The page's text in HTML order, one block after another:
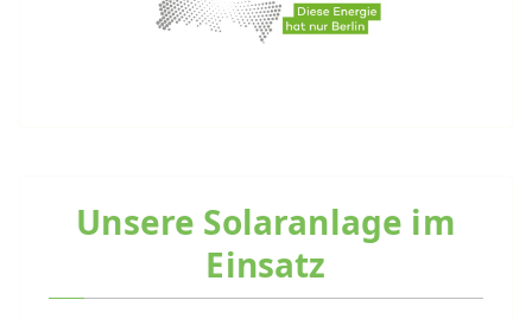
Unsere Solaranlage im
Einsatz